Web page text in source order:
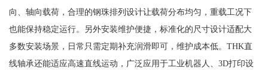
向、轴向载荷，合理的钢珠排列设计让载荷分布均匀，重载工况下
也能保持稳定运行。另外安装维护便捷，标准化的尺寸设计适配大
多数安装场景，日常只需定期补充润滑即可，维护成本低。THK直
线轴承还能适应高速直线运动，广泛应用于工业机器人、3D打印设